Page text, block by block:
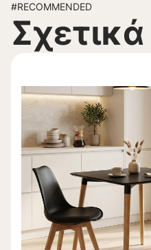
#RECOMMENDED